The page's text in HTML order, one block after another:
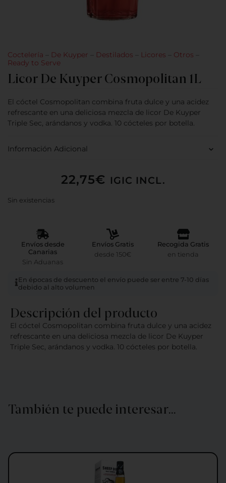
Coctelería De Kuyper Destilados Licores Otros
Ready to Serve
Licor De Kuyper Cosmopolitan 1L
El cóctel Cosmopolitan combina fruta dulce y una acidez
refrescante en una deliciosa mezcla de licor De Kuyper
Triple Sec, arándanos y vodka. 10 cócteles por botella.
Información Adicional
22,75€ IGIC INCL.
Sin existencias
Envíos desde
Canarias
Sin Aduanas
Envíos Gratis
desde 150€
Recogida Gratis
en tienda
En épocas de descuento el envío puede ser entre 7-10 días
debido al alto volumen
Descripción del producto
El cóctel Cosmopolitan combina fruta dulce y una acidez
refrescante en una deliciosa mezcla de licor De Kuyper
Triple Sec, arándanos y vodka. 10 cócteles por botella.
También te puede interesar…